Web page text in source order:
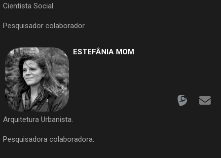
Cientista Social.
Pesquisador colaborador.
ESTEFÂNIA MOM
Arquitetura Urbanista.
Pesquisadora colaboradora.